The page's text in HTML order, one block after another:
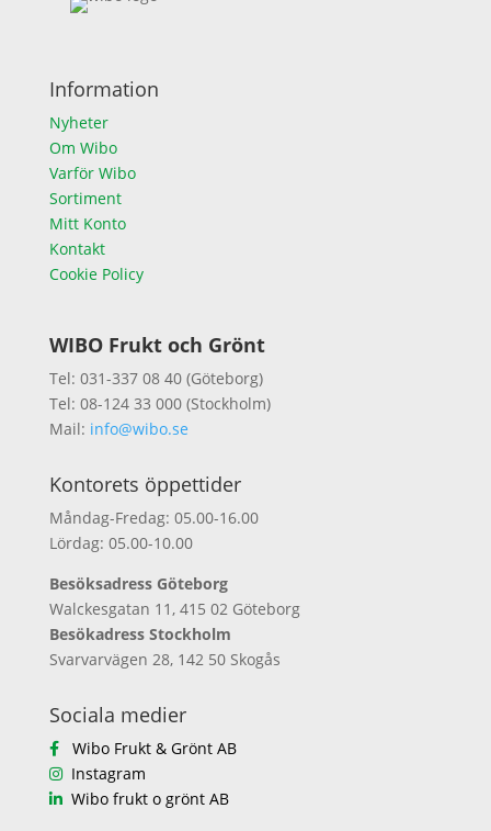
Information
Nyheter
Om Wibo
Varför Wibo
Sortiment
Mitt Konto
Kontakt
Cookie Policy
WIBO Frukt och Grönt
Tel: 031-337 08 40 (Göteborg)
Tel: 08-124 33 000 (Stockholm)
Mail: info@wibo.se
Kontorets öppettider
Måndag-Fredag: 05.00-16.00
Lördag: 05.00-10.00
Besöksadress Göteborg
Walckesgatan 11, 415 02 Göteborg
Besökadress Stockholm
Svarvarvägen 28, 142 50 Skogås
Sociala medier
Wibo Frukt & Grönt AB
Instagram
Wibo frukt o grönt AB